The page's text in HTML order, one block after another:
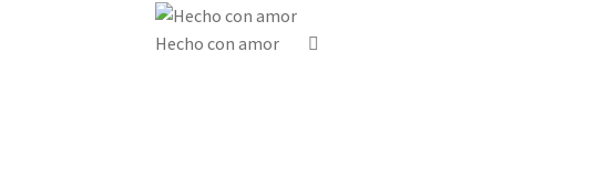
Hecho con amor